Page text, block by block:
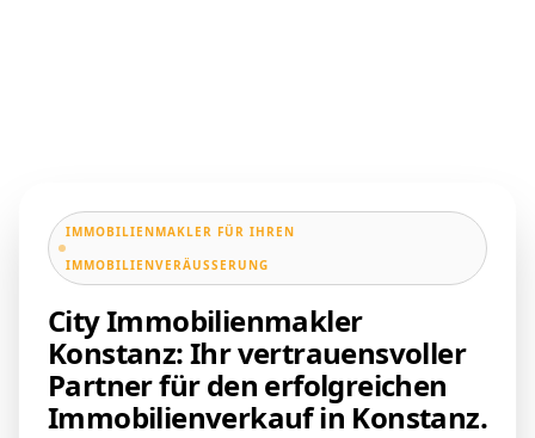
IMMOBILIENMAKLER FÜR IHREN
IMMOBILIENVERÄUSSERUNG
City Immobilienmakler
Konstanz: Ihr vertrauensvoller
Partner für den erfolgreichen
Immobilienverkauf in Konstanz.